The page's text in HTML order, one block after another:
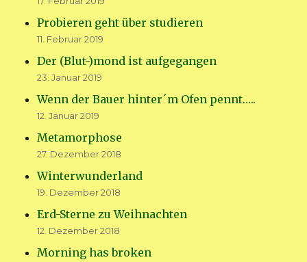
Probieren geht über studieren
11. Februar 2019
Der (Blut-)mond ist aufgegangen
23. Januar 2019
Wenn der Bauer hinter´m Ofen pennt…..
12. Januar 2019
Metamorphose
27. Dezember 2018
Winterwunderland
19. Dezember 2018
Erd-Sterne zu Weihnachten
12. Dezember 2018
Morning has broken